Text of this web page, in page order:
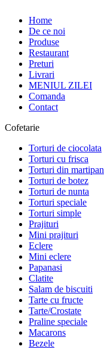
Home
De ce noi
Produse
Restaurant
Preturi
Livrari
MENIUL ZILEI
Comanda
Contact
Cofetarie
Torturi de ciocolata
Torturi cu frisca
Torturi din martipan
Torturi de botez
Torturi de nunta
Torturi speciale
Torturi simple
Prajituri
Mini prajituri
Eclere
Mini eclere
Papanasi
Clatite
Salam de biscuiti
Tarte cu fructe
Tarte/Crostate
Praline speciale
Macarons
Bezele